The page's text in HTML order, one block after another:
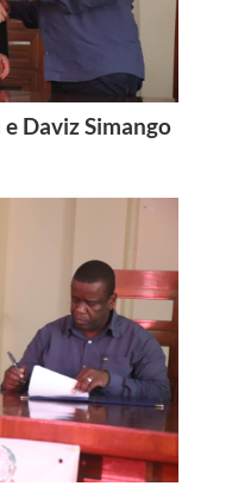
Daviz Simango